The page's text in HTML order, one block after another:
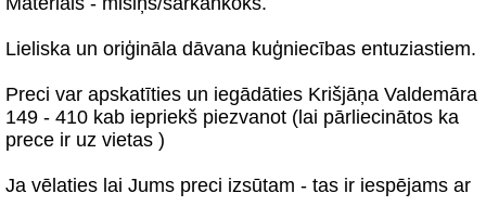
Lieliska un oriģināla dāvana kuģniecības entuziastiem.
Preci var apskatīties un iegādāties Krišjāņa Valdemāra
149 - 410 kab iepriekš piezvanot (lai pārliecinātos ka
prece ir uz vietas )
Ja vēlaties lai Jums preci izsūtam - tas ir iespējams ar